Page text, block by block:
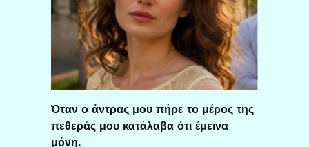
Όταν ο άντρας μου πήρε το μέρος της
πεθεράς μου κατάλαβα ότι έμεινα
μόνη.